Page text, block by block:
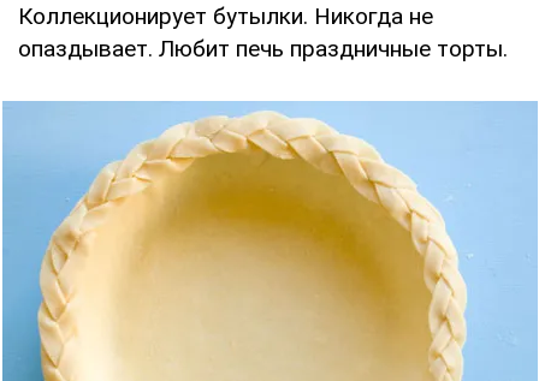
Коллекционирует бутылки. Никогда не
опаздывает. Любит печь праздничные торты.